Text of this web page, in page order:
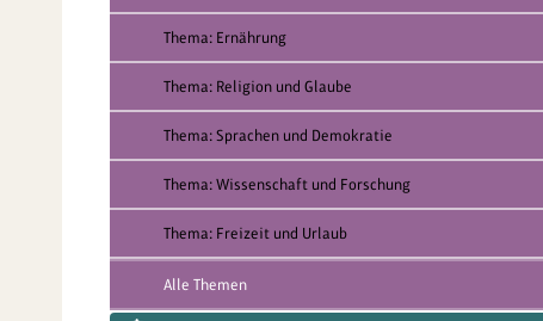
Thema: Ernährung
Thema: Religion und Glaube
Thema: Sprachen und Demokratie
Thema: Wissenschaft und Forschung
Thema: Freizeit und Urlaub
Alle Themen